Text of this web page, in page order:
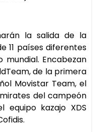
la salida de la
11 países diferentes
Encabezan
de la primera
Movistar Team, el
del campeón
equipo kazajo XDS